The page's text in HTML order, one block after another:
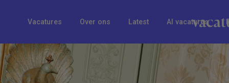
Vacatures Over ons Latest AI vacatures